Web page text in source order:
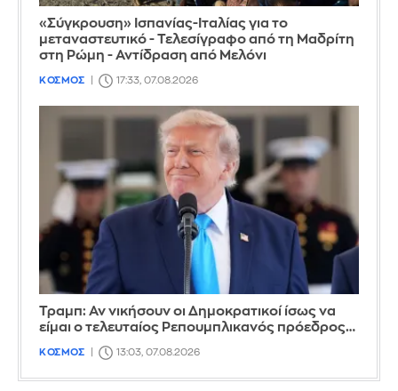
«Σύγκρουση» Ισπανίας-Ιταλίας για το
μεταναστευτικό - Τελεσίγραφο από τη Μαδρίτη
στη Ρώμη - Αντίδραση από Μελόνι
ΚΟΣΜΟΣ 17:33, 07.08.2026
Τραμπ: Αν νικήσουν οι Δημοκρατικοί ίσως να
είμαι ο τελευταίος Ρεπουμπλικανός πρόεδρος…
ΚΟΣΜΟΣ 13:03, 07.08.2026